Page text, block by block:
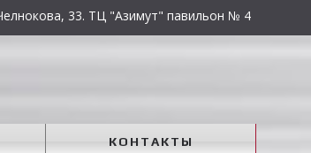
33. ТЦ "Азимут" павильон № 4
КОНТАКТЫ